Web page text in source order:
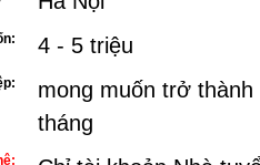
4 - 5 triệu
mong muốn trở
tháng